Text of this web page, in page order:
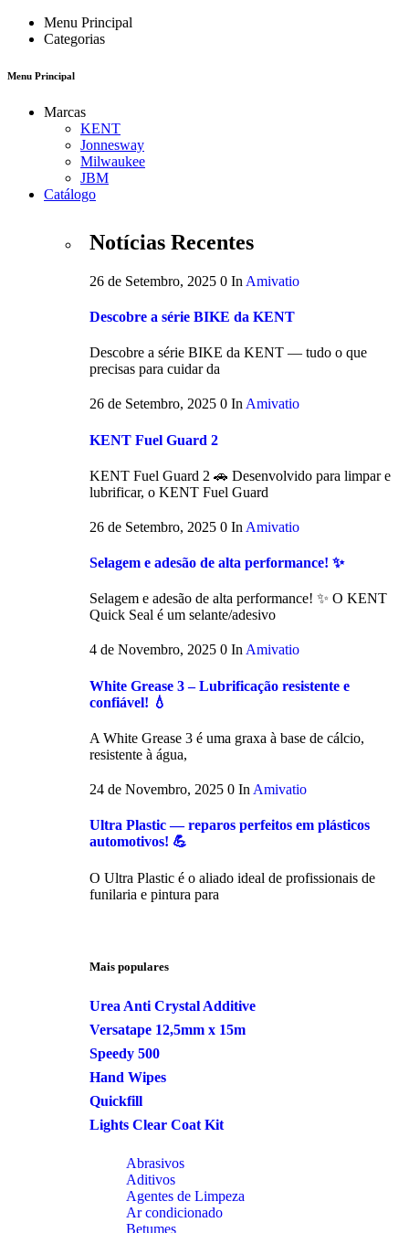
Menu Principal
Categorias
Menu Principal
Marcas
KENT
Jonnesway
Milwaukee
JBM
Catálogo
Notícias Recentes
26 de Setembro, 2025 0 In Amivatio
Descobre a série BIKE da KENT
Descobre a série BIKE da KENT — tudo o que
precisas para cuidar da
26 de Setembro, 2025 0 In Amivatio
KENT Fuel Guard 2
KENT Fuel Guard 2 🚗 Desenvolvido para limpar e
lubrificar, o KENT Fuel Guard
26 de Setembro, 2025 0 In Amivatio
Selagem e adesão de alta performance! ✨
Selagem e adesão de alta performance! ✨ O KENT
Quick Seal é um selante/adesivo
4 de Novembro, 2025 0 InAmivatio
White Grease 3 – Lubrificação resistente e
confiável! 💧
A White Grease 3 é uma graxa à base de cálcio,
resistente à água,
24 de Novembro, 2025 0 In Amivatio
Ultra Plastic — reparos perfeitos em plásticos
automotivos! 💪
O Ultra Plastic é o aliado ideal de profissionais de
funilaria e pintura para
Mais populares
Urea Anti Crystal Additive
Versatape 12,5mm x 15m
Speedy 500
Hand Wipes
Quickfill
Lights Clear Coat Kit
Abrasivos
Aditivos
Agentes de Limpeza
Ar condicionado
Betumes